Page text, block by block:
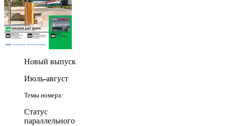
Новый выпуск
Июль-август
Темы номера:
Статус
параллельного